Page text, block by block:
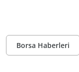
Borsa Haberleri